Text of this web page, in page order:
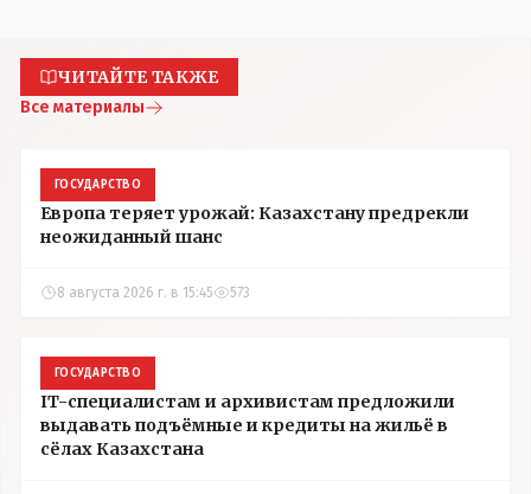
ЧИТАЙТЕ ТАКЖЕ
Все материалы
ГОСУДАРСТВО
Европа теряет урожай: Казахстану предрекли
неожиданный шанс
8 августа 2026 г. в 15:45 573
ГОСУДАРСТВО
IT-специалистам и архивистам предложили
выдавать подъёмные и кредиты на жильё в
сёлах Казахстана